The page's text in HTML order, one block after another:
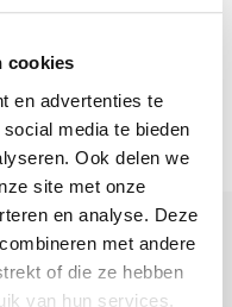
cookies
en advertenties te
media te bieden
Ook delen we
site met onze
en analyse. Deze
met andere
of die ze hebben
van hun services.